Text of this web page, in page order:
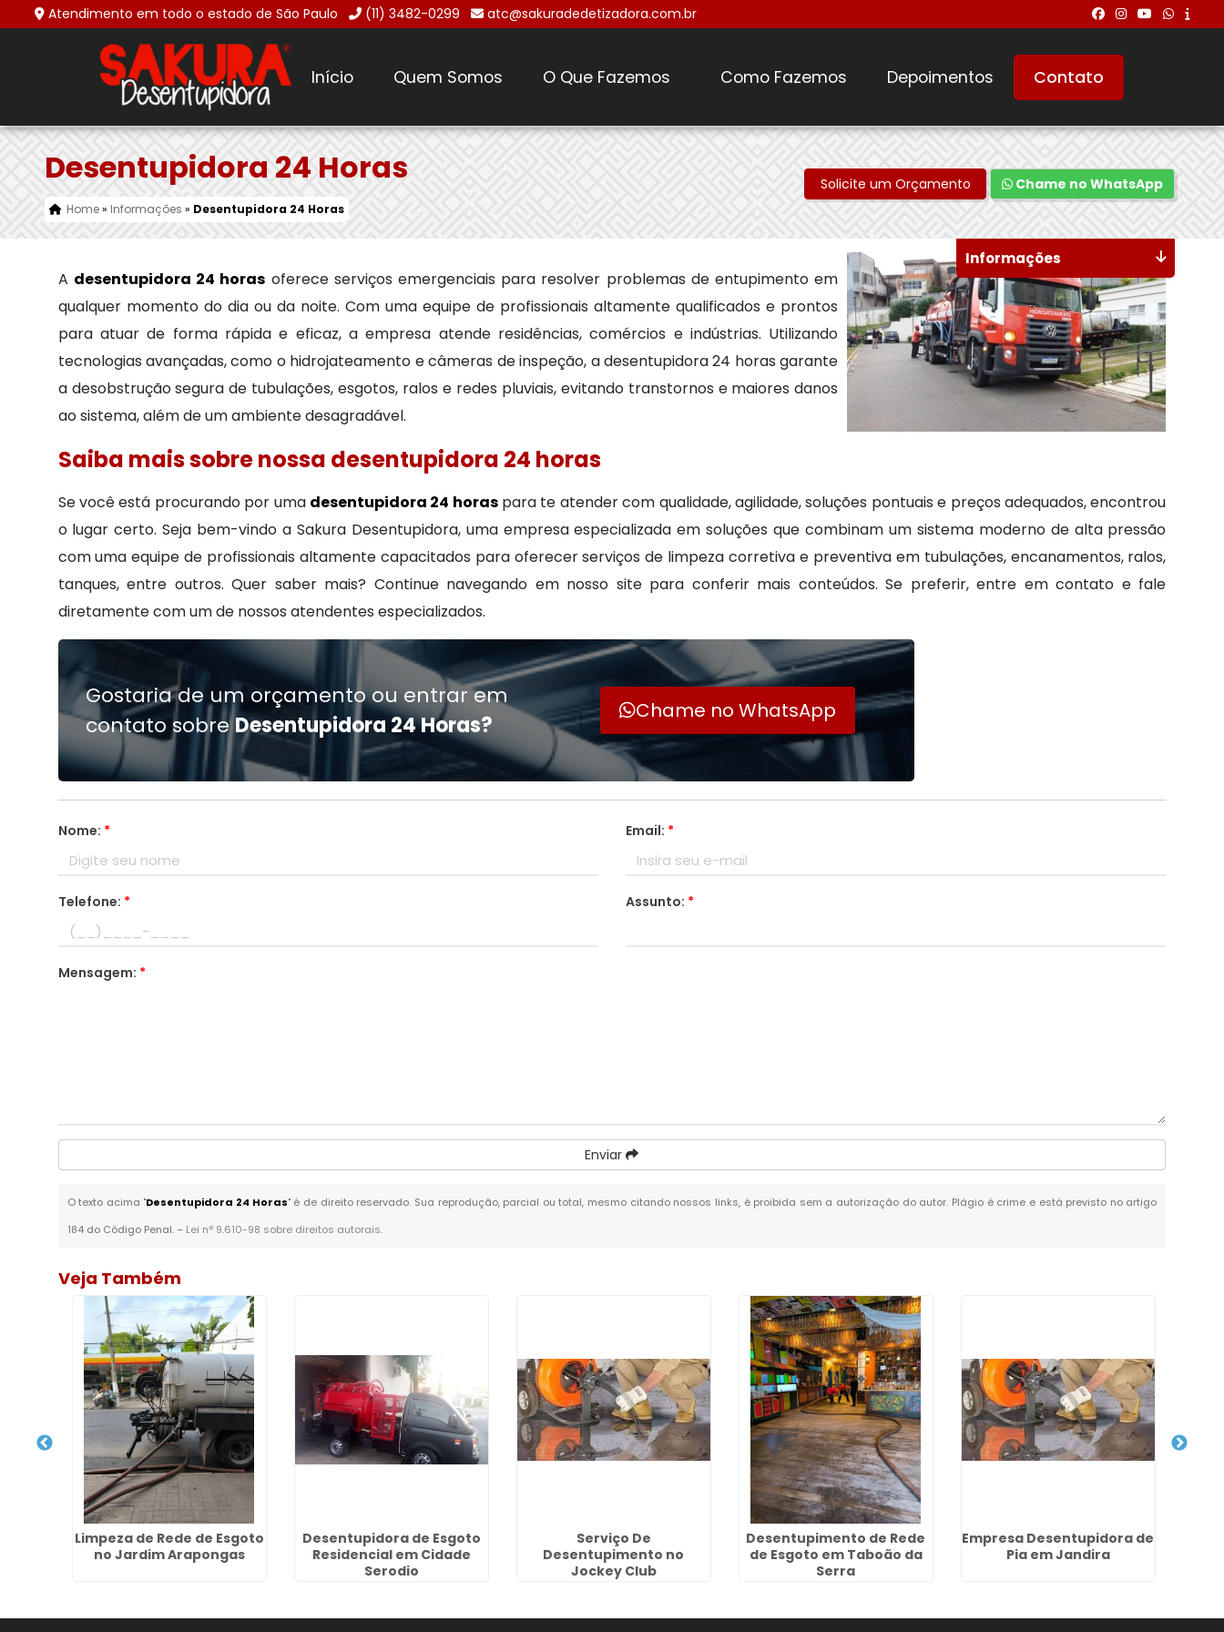
Atendimento em todo o estado de São Paulo (11) 3482-0299 atc@sakuradedetizadora.com.br
Início Quem Somos O Que Fazemos Como Fazemos Depoimentos Contato
Desentupidora 24 Horas
Home» Informações » Desentupidora 24 Horas
Solicite um Orçamento Chame no WhatsApp
A desentupidora 24 horas oferece serviços emergenciais para resolver problemas de entupimento em
qualquer momento do dia ou da noite. Com uma equipe de profissionais altamente qualificados e prontos
para atuar de forma rápida e eficaz, a empresa atende residências, comércios e indústrias. Utilizando
tecnologias avançadas, como o hidrojateamento e câmeras de inspeção, a desentupidora 24 horas garante
a desobstrução segura de tubulações, esgotos, ralos e redes pluviais, evitando transtornos e maiores danos
ao sistema, além de um ambiente desagradável.
Saiba mais sobre nossa desentupidora 24 horas
Se você está procurando por uma desentupidora 24 horaspara te atender com qualidade, agilidade, soluções pontuais e preços adequados, encontrou
o lugar certo. Seja bem-vindo a Sakura Desentupidora, uma empresa especializada em soluções que combinam um sistema moderno de alta pressão
com uma equipe de profissionais altamente capacitados para oferecer serviços de limpeza corretiva e preventiva em tubulações, encanamentos, ralos,
tanques, entre outros. Quer saber mais? Continue navegando em nosso site para conferir mais conteúdos. Se preferir, entre em contato e fale
diretamente com um de nossos atendentes especializados.
Gostaria de um orçamento ou entrar em
contato sobreDesentupidora 24 Horas?
Chame no WhatsApp
Nome: * Email: *
Telefone: * Assunto: *
Mensagem: *
Enviar
O texto acima "Desentupidora 24 Horas" é de direito reservado. Sua reprodução, parcial ou total, mesmo citando nossos links, é proibida sem a autorização do autor. Plágio é crime e está previsto no artigo
184 do Código Penal. – Lei n° 9.610-98 sobre direitos autorais.
Informações
Veja Também
Limpeza de Rede de Esgoto
no Jardim Arapongas
Desentupidora de Esgoto
Residencial em Cidade
Serodio
Serviço De
Desentupimento no
Jockey Club
Desentupimento de Rede
de Esgoto em Taboão da
Serra
Empresa Desentupidora de
Pia em Jandira